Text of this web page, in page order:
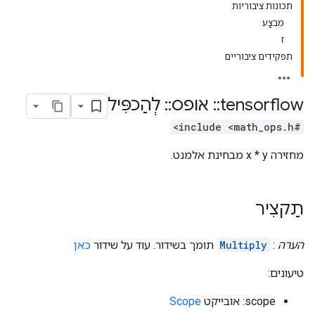
תכונות ציבוריות
מִבצָע
ז
תפקידים ציבוריים
tensorflow
:: אופס:: לְהַכפִּיל
#include <math_ops.h>
מחזירה x * y מבחינת אלמנט.
תַקצִיר
הערה :
Multiply תומך בשידור. עוד על שידור כאן
טיעונים:
scope: אובייקט Scope